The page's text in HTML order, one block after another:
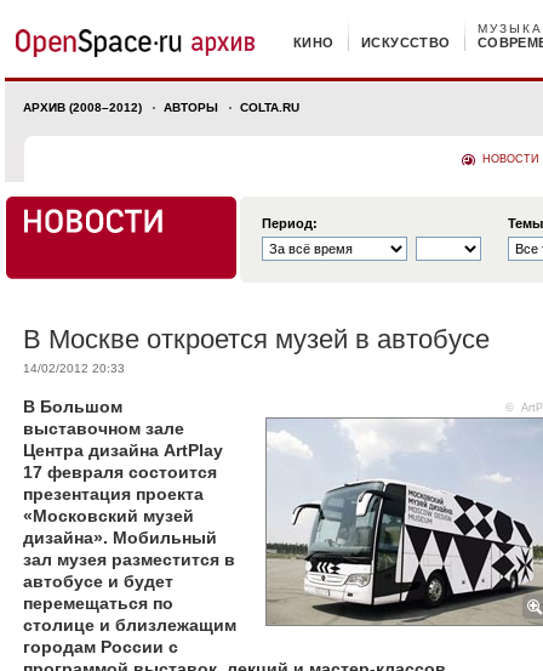
КИНО ИСКУССТВО
МУЗЫКА
АРХИВ (2008–2012) АВТОРЫ COLTA.RU
НОВОСТИ
Период:
В Москве откроется музей в автобусе
14/02/2012 20:33
©
В Большом
выставочном зале
Центра дизайна ArtPlay
17 февраля состоится
презентация проекта
«Московский музей
дизайна». Мобильный
зал музея разместится в
автобусе и будет
перемещаться по
столице и близлежащим
городам России с